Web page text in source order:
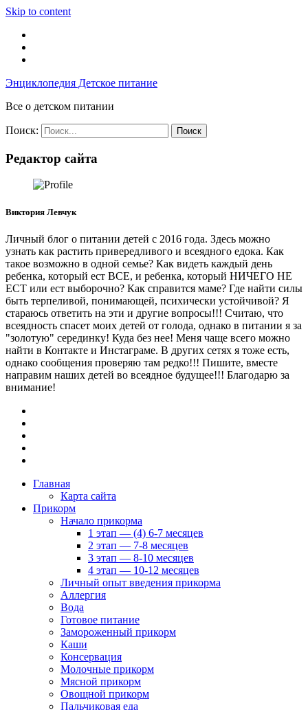
Skip to content
Энциклопедия Детское питание
Все о детском питании
Поиск:
Редактор сайта
Виктория Левчук
Личный блог о питании детей с 2016 года. Здесь можно
узнать как растить привередливого и всеядного едока. Как
такое возможно в одной семье? Как видеть каждый день
ребенка, который ест ВСЕ, и ребенка, который НИЧЕГО НЕ
ЕСТ или ест выборочно? Как справится маме? Где найти силы
быть терпеливой, понимающей, психически устойчивой? Я
стараюсь ответить на эти и другие вопросы!!! Считаю, что
всеядность спасет моих детей от голода, однако в питании я за
"золотую" серединку! Куда без нее! Меня чаще всего можно
найти в Контакте и Инстаграме. В других сетях я тоже есть,
однако сообщения проверяю там редко!!! Пишите, вместе
направим наших детей во всеядное будущее!!! Благодарю за
внимание!
Главная
Карта сайта
Прикорм
Начало прикорма
1 этап — (4) 6-7 месяцев
2 этап — 7-8 месяцев
3 этап — 8-10 месяцев
4 этап — 10-12 месяцев
Личный опыт введения прикорма
Аллергия
Вода
Готовое питание
Замороженный прикорм
Каши
Консервация
Молочные прикорм
Мясной прикорм
Овощной прикорм
Пальчиковая еда